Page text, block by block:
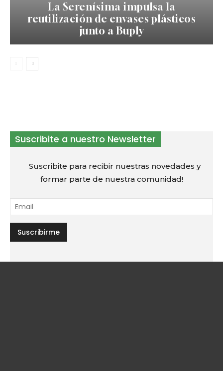
La Serenísima impulsa la
reutilización de envases plásticos
junto a Buply
Suscribite a nuestro Newsletter
Suscribite para recibir nuestras novedades y
formar parte de nuestra comunidad!